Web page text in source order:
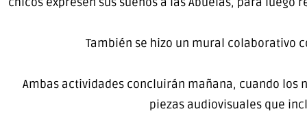
También se hizo un mural colaborativo
Ambas actividades concluirán mañana, cuando los
piezas audiovisuales que